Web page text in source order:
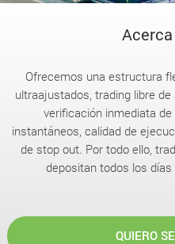
Ofrecemos una estructura
ultraajustados, trading libre de
verificación inmediata
instantáneos, calidad de
de stop out. Por todo ello,
depositan todos los
QUIERO